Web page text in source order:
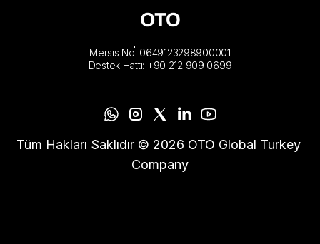
Mersis No: 0649123298900001
Destek Hattı: +90 212 909 0699
Tüm Hakları Saklıdır © 2026 OTO Global Turkey
Company